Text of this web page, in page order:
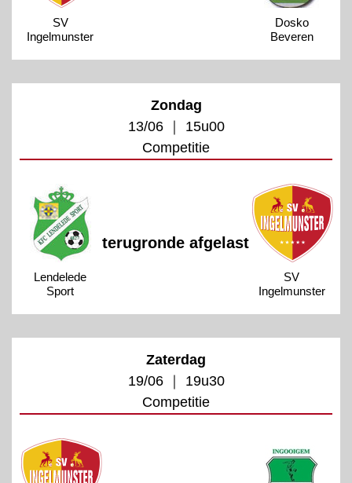
SV
Ingelmunster
Dosko
Beveren
Zondag
13/06 ｜ 15u00
Competitie
Lendelede
Sport
terugronde afgelast
SV
Ingelmunster
Zaterdag
19/06 ｜ 19u30
Competitie